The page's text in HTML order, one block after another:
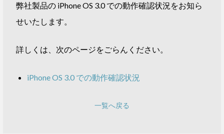
弊社製品の iPhone OS 3.0 での動作確認状況をお知ら
せいたします。
詳しくは、次のページをごらんください。
iPhone OS 3.0 での動作確認状況
一覧へ戻る